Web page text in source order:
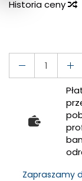
Historia ceny
Zapraszamy